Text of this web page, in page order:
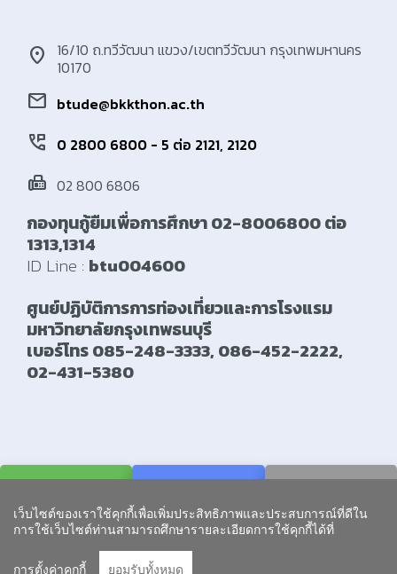
เว็บไซต์ของเราใช้คุกกี้เพื่อเพิ่มประสิทธิภาพและประสบการณ์ที่ดีใน
การใช้เว็บไซต์ท่านสามารถศึกษารายละเอียดการใช้คุกกี้ได้ที่
การตั้งค่าคุกกี้ ยอมรับทั้งหมด
0 2800 6800 -
5 ต่อ 2121,
location_on
16/10 ถ.ทวีวัฒนา แขวง/เขตทวีวัฒนา กรุงเทพมหานคร
10170
mail btude@bkkthon.ac.th
perm_phone_msg 0 2800 6800 - 5 ต่อ 2121, 2120
fax 02 800 6806
กองทุนกู้ยืมเพื่อการศึกษา 02-8006800 ต่อ
1313,1314
ID Line : btu004600
ศูนย์ปฏิบัติการการท่องเที่ยวและการโรงแรม
มหาวิทยาลัยกรุงเทพธนบุรี
เบอร์โทร 085-248-3333, 086-452-2222,
02-431-5380
ธนบุรี. All Rights Reserved.